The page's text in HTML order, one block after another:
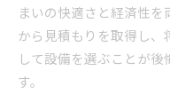
まいの快適さと経済性
から見積もりを取得し
して設備を選ぶことが
す。